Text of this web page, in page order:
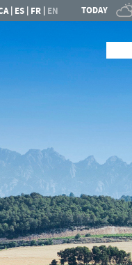
| ES | FR | EN TODAY